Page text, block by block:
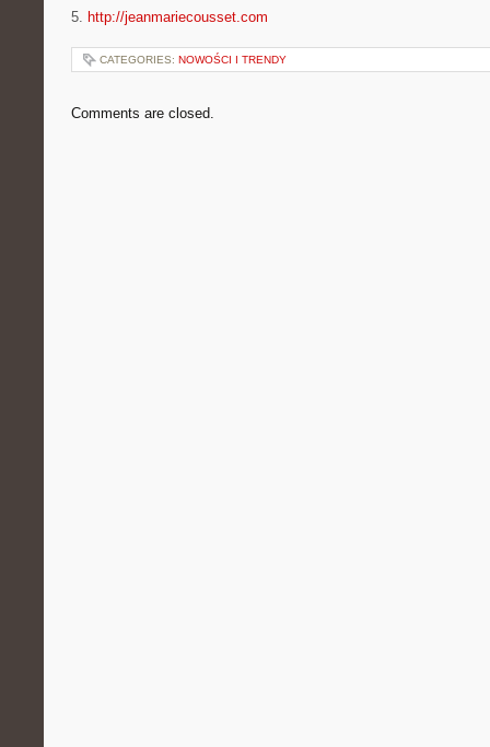
5. http://jeanmariecousset.com
CATEGORIES: NOWOŚCI I TRENDY
Comments are closed.